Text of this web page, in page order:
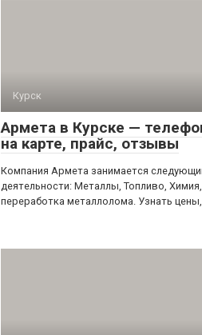
Курск
Армета в Курске —
на карте, прайс, отзывы
Компания Армета занимается
деятельности: Металлы, Топливо,
переработка металлолома. Узнать цены,